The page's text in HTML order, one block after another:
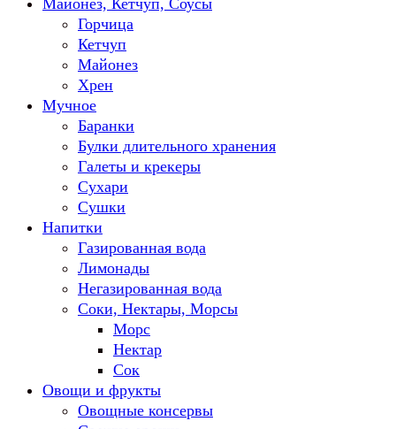
Майонез, Кетчуп, Соусы
Горчица
Кетчуп
Майонез
Хрен
Мучное
Баранки
Булки длительного хранения
Галеты и крекеры
Сухари
Сушки
Напитки
Газированная вода
Лимонады
Негазированная вода
Соки, Нектары, Морсы
Морс
Нектар
Сок
Овощи и фрукты
Овощные консервы